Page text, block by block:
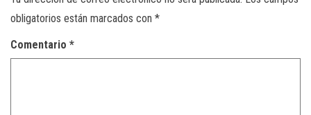
obligatorios están marcados con *
Comentario *